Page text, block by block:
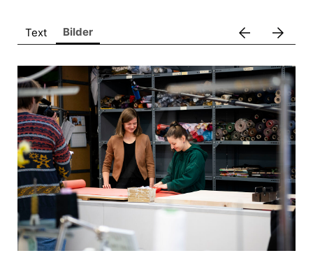
Gira
Lenzing
movea
VEOCEL
Sonstige
Pressekontakt
Text Bilder arrow_forward
arrow_back